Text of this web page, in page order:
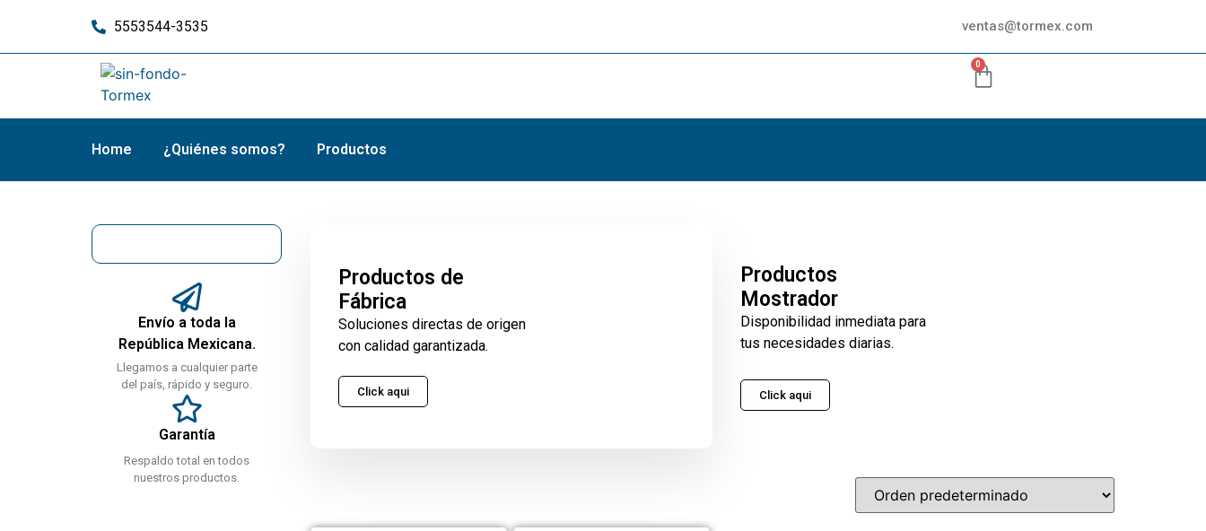
5553544-3535 ventas@tormex.com
0
Home ¿Quiénes somos? Productos
Envío a toda la
República Mexicana.
Llegamos a cualquier parte
del país, rápido y seguro.
Garantía
Respaldo total en todos
nuestros productos.
Productos de
Fábrica
Soluciones directas de origen
con calidad garantizada.
Click aqui
Productos
Mostrador
Disponibilidad inmediata para
tus necesidades diarias.
Click aqui